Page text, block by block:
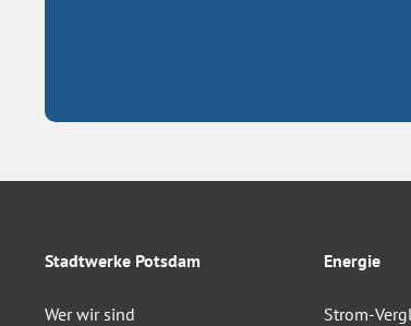
Stadtwerke Potsdam
Wer wir sind
Energie
Strom-